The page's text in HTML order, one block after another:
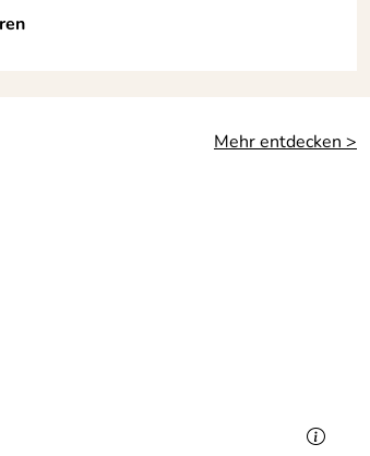
Mehr entdecken >